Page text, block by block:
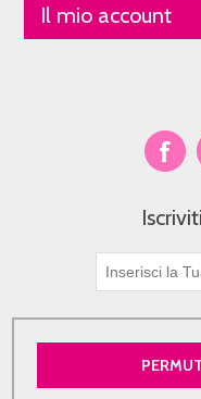
Il mio account